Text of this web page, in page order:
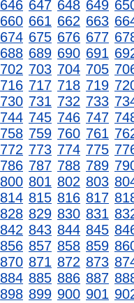
646 647 648 649
660 661 662 663
674 675 676 677
688 689 690 691
702 703 704 705
716 717 718 719
730 731 732 733
744 745 746 747
758 759 760 761
772 773 774 775
786 787 788 789
800 801 802 803
814 815 816 817
828 829 830 831
842 843 844 845
856 857 858 859
870 871 872 873
884 885 886 887
898 899 900 901